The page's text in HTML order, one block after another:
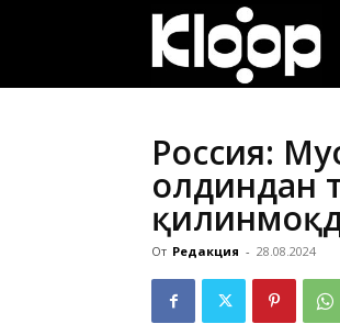
Россия:
олдиндан
От Редакция - 28.08.2024